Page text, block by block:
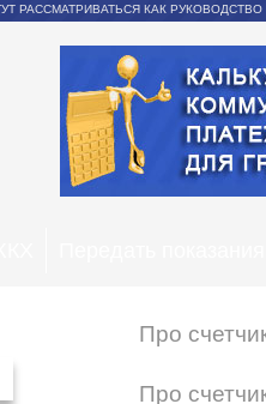
РАССМАТРИВАТЬСЯ КАК РУКОВОДСТВО
Про
Про